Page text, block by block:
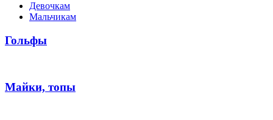
Девочкам
Мальчикам
Гольфы
Майки, топы